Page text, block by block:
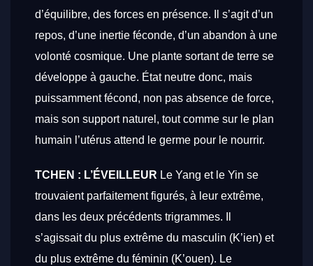
d’équilibre, des forces en présence. Il s’agit d’un
repos, d’une inertie féconde, d’un abandon à une
volonté cosmique. Une plante sortant de terre se
développe à gauche. État neutre donc, mais
puissamment fécond, non pas absence de force,
mais son support naturel, tout comme sur le plan
humain l’utérus attend le germe pour le nourrir.
TCHEN : L’ÉVEILLEUR Le Yang et le Yin se
trouvaient parfaitement figurés, à leur extrême,
dans les deux précédents trigrammes. Il
s’agissait du plus extrême du masculin (K’ien) et
du plus extrême du féminin (K’ouen). Le